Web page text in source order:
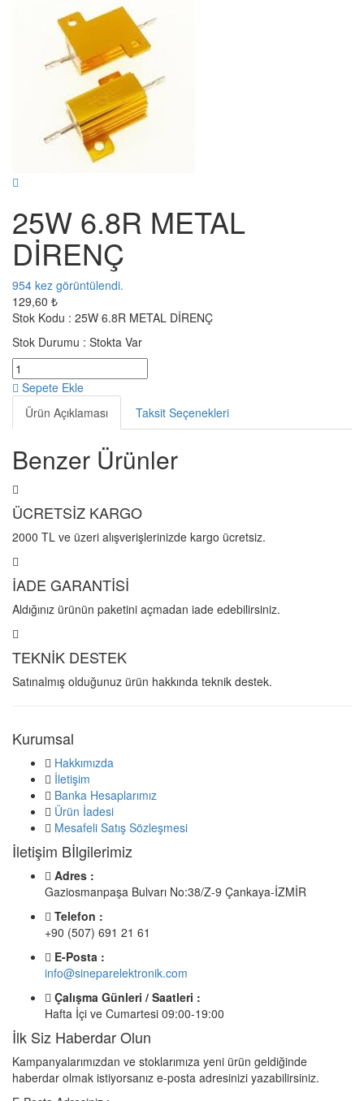
25W 6.8R METAL
DİRENÇ
954 kez görüntülendi.
129,60 ₺
Stok Kodu : 25W 6.8R METAL DİRENÇ
Stok Durumu : Stokta Var
Sepete Ekle
Ürün Açıklaması
Taksit Seçenekleri
Benzer Ürünler
ÜCRETSİZ KARGO
2000 TL ve üzeri alışverişlerinizde kargo ücretsiz.
İADE GARANTİSİ
Aldığınız ürünün paketini açmadan iade edebilirsiniz.
TEKNİK DESTEK
Satınalmış olduğunuz ürün hakkında teknik destek.
Kurumsal
Hakkımızda
İletişim
Banka Hesaplarımız
Ürün İadesi
Mesafeli Satış Sözleşmesi
İletişim Bİlgilerimiz
Adres :
Gaziosmanpaşa Bulvarı No:38/Z-9 Çankaya-İZMİR
Telefon :
+90 (507) 691 21 61
E-Posta :
info@sineparelektronik.com
Çalışma Günleri / Saatleri :
Hafta İçi ve Cumartesi 09:00-19:00
İlk Siz Haberdar Olun
Kampanyalarımızdan ve stoklarımıza yeni ürün geldiğinde
haberdar olmak istiyorsanız e-posta adresinizi yazabilirsiniz.